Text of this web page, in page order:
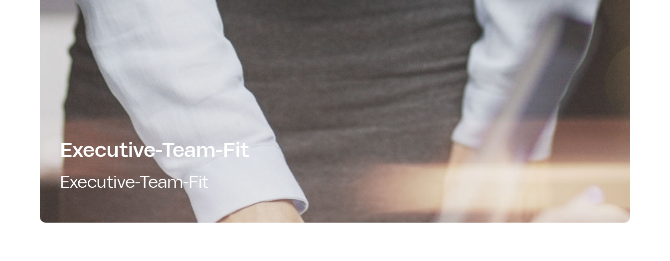
Executive-Team-Fit
Executive-Team-Fit